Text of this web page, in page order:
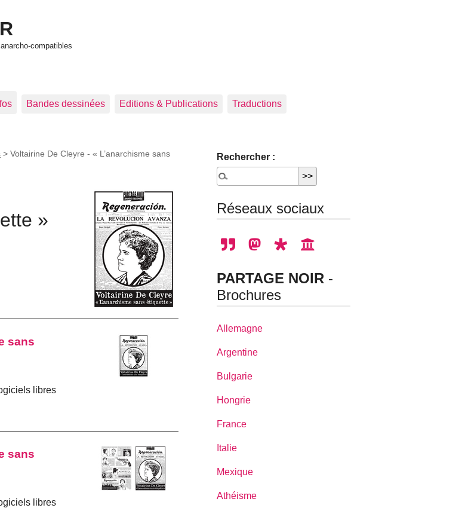
compatibles
Bandes dessinées Editions & Publications Traductions
> Voltairine De Cleyre - « L’anarchisme sans
»
sans
libres
sans
libres
Rechercher :
Réseaux sociaux
PARTAGE NOIR -
Brochures
Allemagne
Argentine
Bulgarie
Hongrie
France
Italie
Mexique
Athéisme